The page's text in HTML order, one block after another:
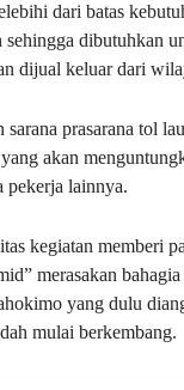
dari batas
sehingga dibutuhkan
dijual keluar dari
sarana prasarana tol
akan
pekerja lainnya.
kegiatan memberi
merasakan bahagia
yang dulu
mulai berkembang.